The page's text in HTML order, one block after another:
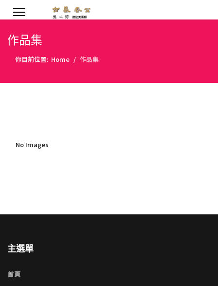
作品集
你目前位置: Home 作品集
No Images
主選單
首頁